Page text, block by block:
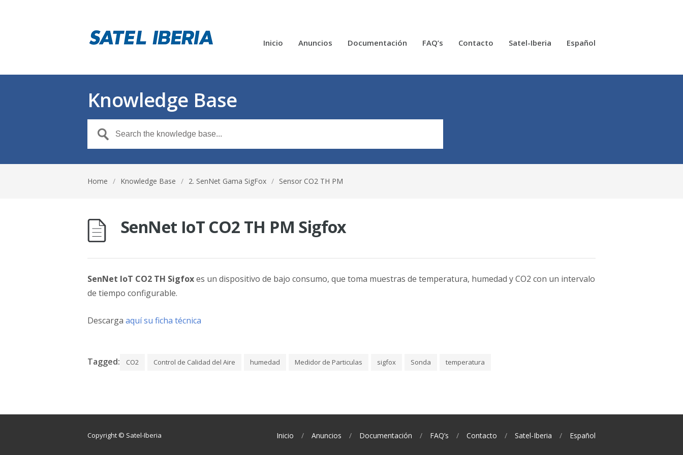
Inicio Anuncios Documentación FAQ’s Contacto Satel-Iberia Español
Knowledge Base
Home / Knowledge Base / 2. SenNet Gama SigFox / Sensor CO2 TH PM
SenNet IoT CO2 TH PM Sigfox
SenNet IoT CO2 TH Sigfoxes un dispositivo de bajo consumo, que toma muestras de temperatura, humedad y CO2 con un intervalo
de tiempo configurable.
Descarga aquí su ficha técnica
Tagged: CO2 Control de Calidad del Aire humedad Medidor de Particulas sigfox Sonda temperatura
Copyright © Satel-Iberia Inicio Anuncios Documentación FAQ’s Contacto Satel-Iberia Español